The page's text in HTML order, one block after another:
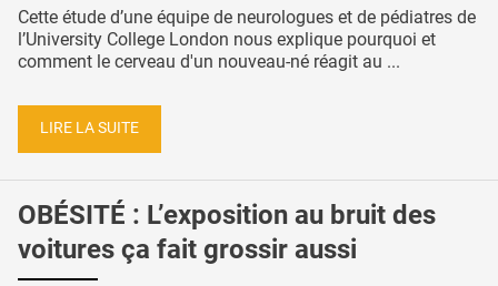
Cette étude d’une équipe de neurologues et de pédiatres de
l’University College London nous explique pourquoi et
comment le cerveau d'un nouveau-né réagit au ...
LIRE LA SUITE
OBÉSITÉ : L’exposition au bruit des
voitures ça fait grossir aussi